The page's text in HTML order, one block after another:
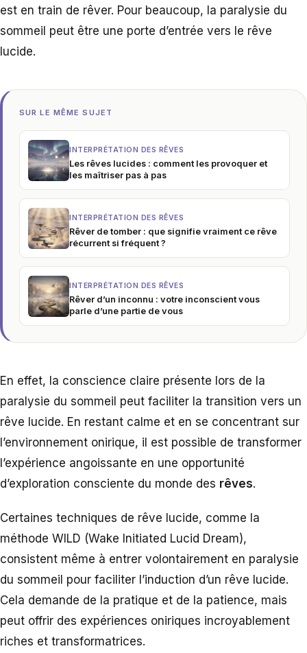
est en train de rêver. Pour beaucoup, la paralysie du
sommeil peut être une porte d’entrée vers le rêve
lucide.
SUR LE MÊME SUJET
INTERPRÉTATION DES RÊVES
Les rêves lucides : comment les provoquer et
les maîtriser pas à pas
INTERPRÉTATION DES RÊVES
Rêver de tomber : que signifie vraiment ce rêve
récurrent si fréquent ?
INTERPRÉTATION DES RÊVES
Rêver d’un inconnu : votre inconscient vous
parle d’une partie de vous
En effet, la conscience claire présente lors de la
paralysie du sommeil peut faciliter la transition vers un
rêve lucide. En restant calme et en se concentrant sur
l’environnement onirique, il est possible de transformer
l’expérience angoissante en une opportunité
d’exploration consciente du monde des rêves.
Certaines techniques de rêve lucide, comme la
méthode WILD (Wake Initiated Lucid Dream),
consistent même à entrer volontairement en paralysie
du sommeil pour faciliter l’induction d’un rêve lucide.
Cela demande de la pratique et de la patience, mais
peut offrir des expériences oniriques incroyablement
riches et transformatrices.